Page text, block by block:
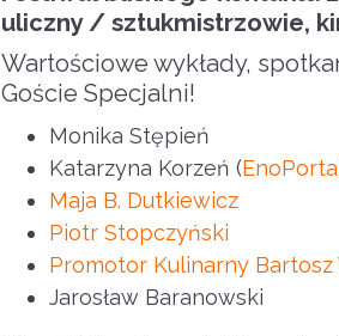
uliczny / sztukmistrzowie,
Wartościowe wykłady,
Goście Specjalni!
Monika Stępień
Katarzyna Korzeń (
Maja B. Dutkiewicz
Piotr Stopczyński
Promotor Kulinarny
Jarosław Baranowski